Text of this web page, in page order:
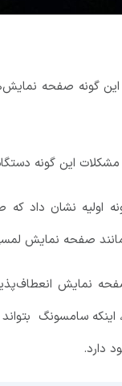
گونه صفحه
این گونه
اولیه نشان داد
صفحه نمایش
نمایش
اینکه سامسونگ
دارد.